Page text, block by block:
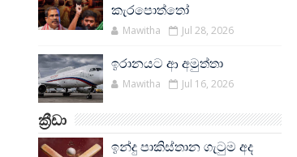
කැරපොත්තෝ
Mawitha Jul 28, 2026
ඉරානයට ආ අමුත්තා
Mawitha Jul 16, 2026
ක්‍රීඩා
ඉන්දු පාකිස්තාන ගැටුම අද